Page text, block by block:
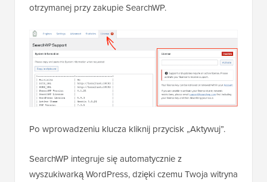
otrzymanej przy zakupie SearchWP.
Po wprowadzeniu klucza kliknij przycisk „Aktywuj”.
SearchWP integruje się automatycznie z
wyszukiwarką WordPress, dzięki czemu Twoja witryna